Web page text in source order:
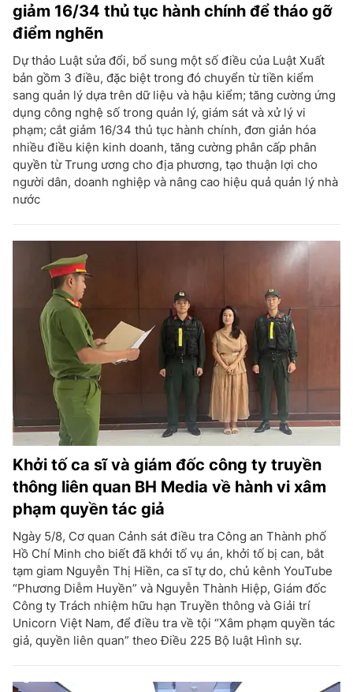
giảm 16/34 thủ tục hành chính để tháo gỡ
điểm nghẽn
Dự thảo Luật sửa đổi, bổ sung một số điều của Luật Xuất
bản gồm 3 điều, đặc biệt trong đó chuyển từ tiền kiểm
sang quản lý dựa trên dữ liệu và hậu kiểm; tăng cường ứng
dụng công nghệ số trong quản lý, giám sát và xử lý vi
phạm; cắt giảm 16/34 thủ tục hành chính, đơn giản hóa
nhiều điều kiện kinh doanh, tăng cường phân cấp phân
quyền từ Trung ương cho địa phương, tạo thuận lợi cho
người dân, doanh nghiệp và nâng cao hiệu quả quản lý nhà
nước
Khởi tố ca sĩ và giám đốc công ty truyền
thông liên quan BH Media về hành vi xâm
phạm quyền tác giả
Ngày 5/8, Cơ quan Cảnh sát điều tra Công an Thành phố
Hồ Chí Minh cho biết đã khởi tố vụ án, khởi tố bị can, bắt
tạm giam Nguyễn Thị Hiền, ca sĩ tự do, chủ kênh YouTube
“Phương Diễm Huyền” và Nguyễn Thành Hiệp, Giám đốc
Công ty Trách nhiệm hữu hạn Truyền thông và Giải trí
Unicorn Việt Nam, để điều tra về tội “Xâm phạm quyền tác
giả, quyền liên quan” theo Điều 225 Bộ luật Hình sự.